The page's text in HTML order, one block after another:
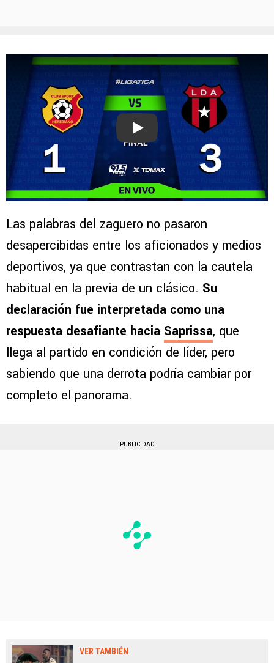
Play
Las palabras del zaguero no pasaron
desapercibidas entre los aficionados y medios
deportivos, ya que contrastan con la cautela
habitual en la previa de un clásico. Su
declaración fue interpretada como una
respuesta desafiante hacia Saprissa, que
llega al partido en condición de líder, pero
sabiendo que una derrota podría cambiar por
completo el panorama.
PUBLICIDAD
VER TAMBIÉN